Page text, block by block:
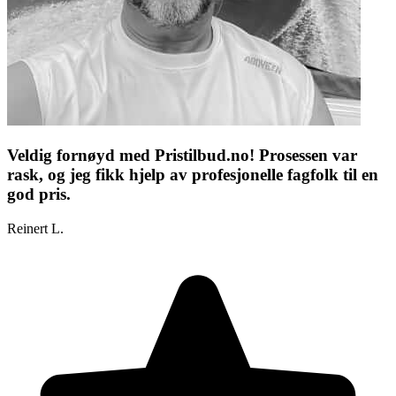
Veldig fornøyd med Pristilbud.no! Prosessen var
rask, og jeg fikk hjelp av profesjonelle fagfolk til en
god pris.
Reinert L.